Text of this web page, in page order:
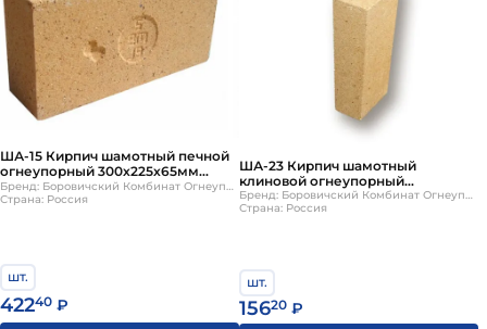
ША-15 Кирпич шамотный печной
огнеупорный 300х225х65мм
Боровичи
Бренд: Боровичский Комбинат Огнеупоров
Страна: Россия
шт.
42240 ₽
ША-23 Кирпич шамотный
клиновой огнеупорный
230х114х65/45мм Боровичи
Бренд: Боровичский Комбинат Огнеупоров
Страна: Россия
шт.
15620 ₽